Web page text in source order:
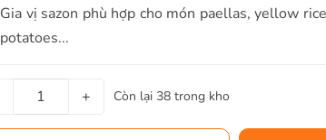
Gia vị sazon phù hợp cho món paellas, yellow
potatoes...
+ Còn lại 38 trong kho